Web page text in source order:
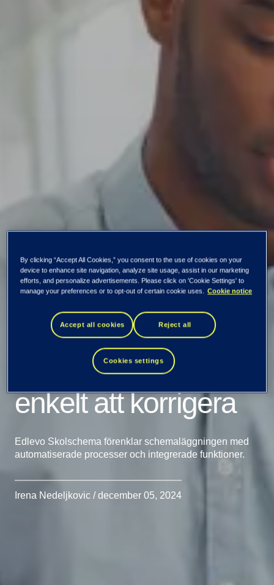
Ett smartare
skolschema –
enkelt att göra rätt,
enkelt att korrigera
Edlevo Skolschema förenklar schemaläggningen med
automatiserade processer och integrerade funktioner.
Irena Nedeljkovic / december 05, 2024
By clicking “Accept All Cookies,” you consent to the use of cookies on your
device to enhance site navigation, analyze site usage, assist in our marketing
efforts, and personalize advertisements. Please click on 'Cookie Settings' to
manage your preferences or to opt-out of certain cookie uses.
Cookie notice
Accept all cookies Reject all
Cookies settings